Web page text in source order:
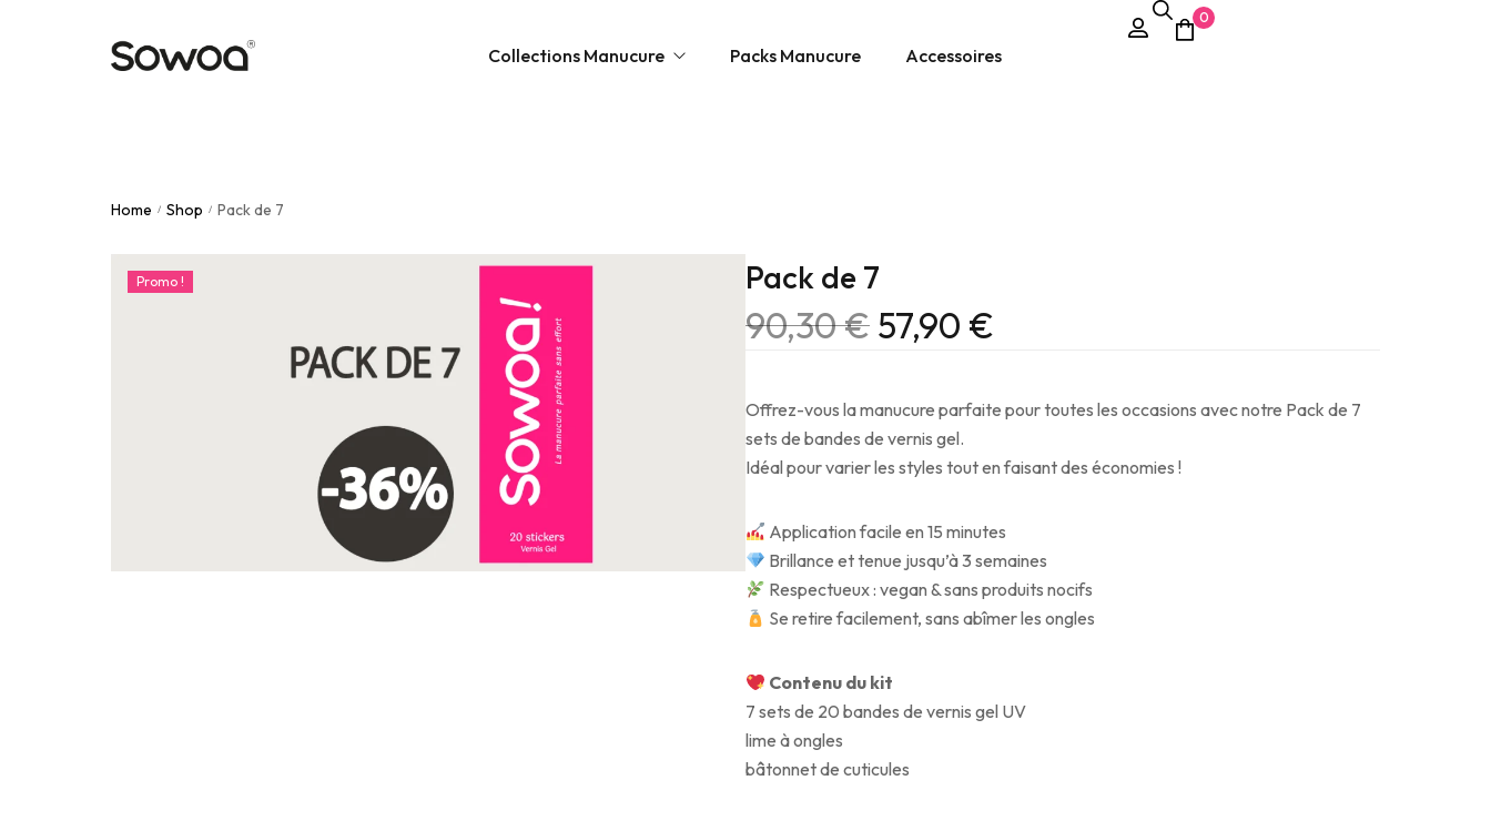
Collections Manucure
Paillettes & Effets
Motifs
Packs Manucure Accessoires
0
Home / Shop / Pack de 7
Promo ! Pack de 7
90,30€ 57,90 €
Offrez-vous la manucure parfaite pour toutes les occasions avec notre Pack de 7
sets de bandes de vernis gel.
Idéal pour varier les styles tout en faisant des économies !
Application facile en 15 minutes
Brillance et tenue jusqu’à 3 semaines
Respectueux : vegan & sans produits nocifs
Se retire facilement, sans abîmer les ongles
Contenu du kit
7 sets de 20 bandes de vernis gel UV
lime à ongles
bâtonnet de cuticules